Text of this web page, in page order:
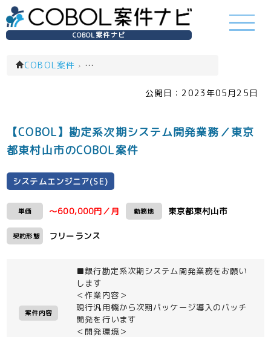
COBOL案件ナビ
COBOL案件 › システムエンジニア(SE)(一覧)
公開日： 2023年05月25日
【COBOL】勘定系次期システム開発業務／東京
都東村山市のCOBOL案件
システムエンジニア(SE)
単価 ～600,000円／月 勤務地 東京都東村山市
契約形態 フリーランス
案件内容
■銀行勘定系次期システム開発業務をお願い
します
＜作業内容＞
現行汎用機から次期パッケージ導入のバッチ
開発を行います
＜開発環境＞